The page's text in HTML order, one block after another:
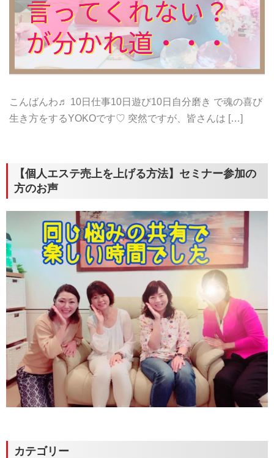
こんばんわ♬ 10日仕事10日遊び10日自分磨き で魂の喜び
生き方をするYOKOです♡ 突然ですが、皆さんは […]
【個人エステ売上を上げる方法】セミナー参加の
方のお声
カテゴリー